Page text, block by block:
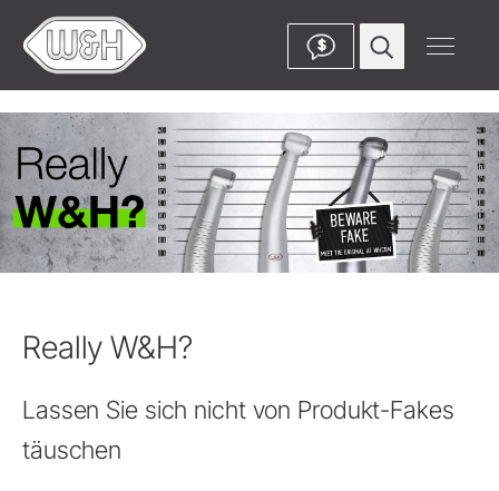
$
Really W&H?
Lassen Sie sich nicht von Produkt-Fakes
täuschen